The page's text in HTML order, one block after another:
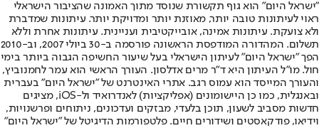
"ישראל היום" הוא גוף תקשורת שנוסד מתוך האמונה שהציבור הישראלי
ראוי לעיתונות טובה יותר, מאוזנת יותר ומדויקת יותר. עיתונות שמדברת
ולא צועקת. עיתונות אמינה, אובייקטיבית ועניינית. עיתונות אחרת וללא
תשלום. המהדורה המודפסת הראשונה פורסמה ב-30 ביולי 2007, וב-2010
הפך "ישראל היום" לעיתון הישראלי בעל שיעור החשיפה הגבוה ביותר בימי
חול. מו"ל העיתון היא ד"ר מרים אדלסון. העורך הראשי הוא עמר לחמנוביץ,
והעורך המייסד הוא עמוס רגב. אתרי האינטרנט של "ישראל היום" בעברית
ובאנגלית, כמו כן היישומונים (אפליקציות) לאנדרואיד ול-iOS, מציגים
חדשות מסביב לשעון, תוכן בלעדי, מבזקים ועדכונים, ניתוחים ופרשנויות,
וידיאו, פודקאסטים ושידורים חיים. פלטפורמות הדיגיטל של "ישראל היום"